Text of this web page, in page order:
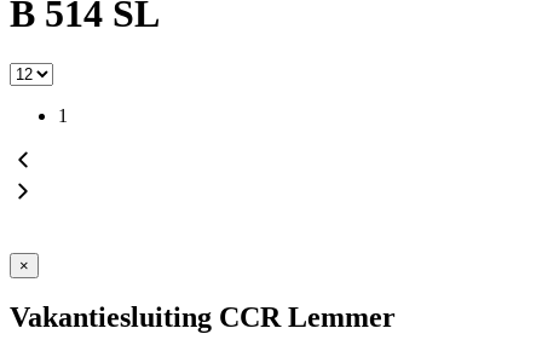
B 514 SL
1
×
Vakantiesluiting CCR Lemmer